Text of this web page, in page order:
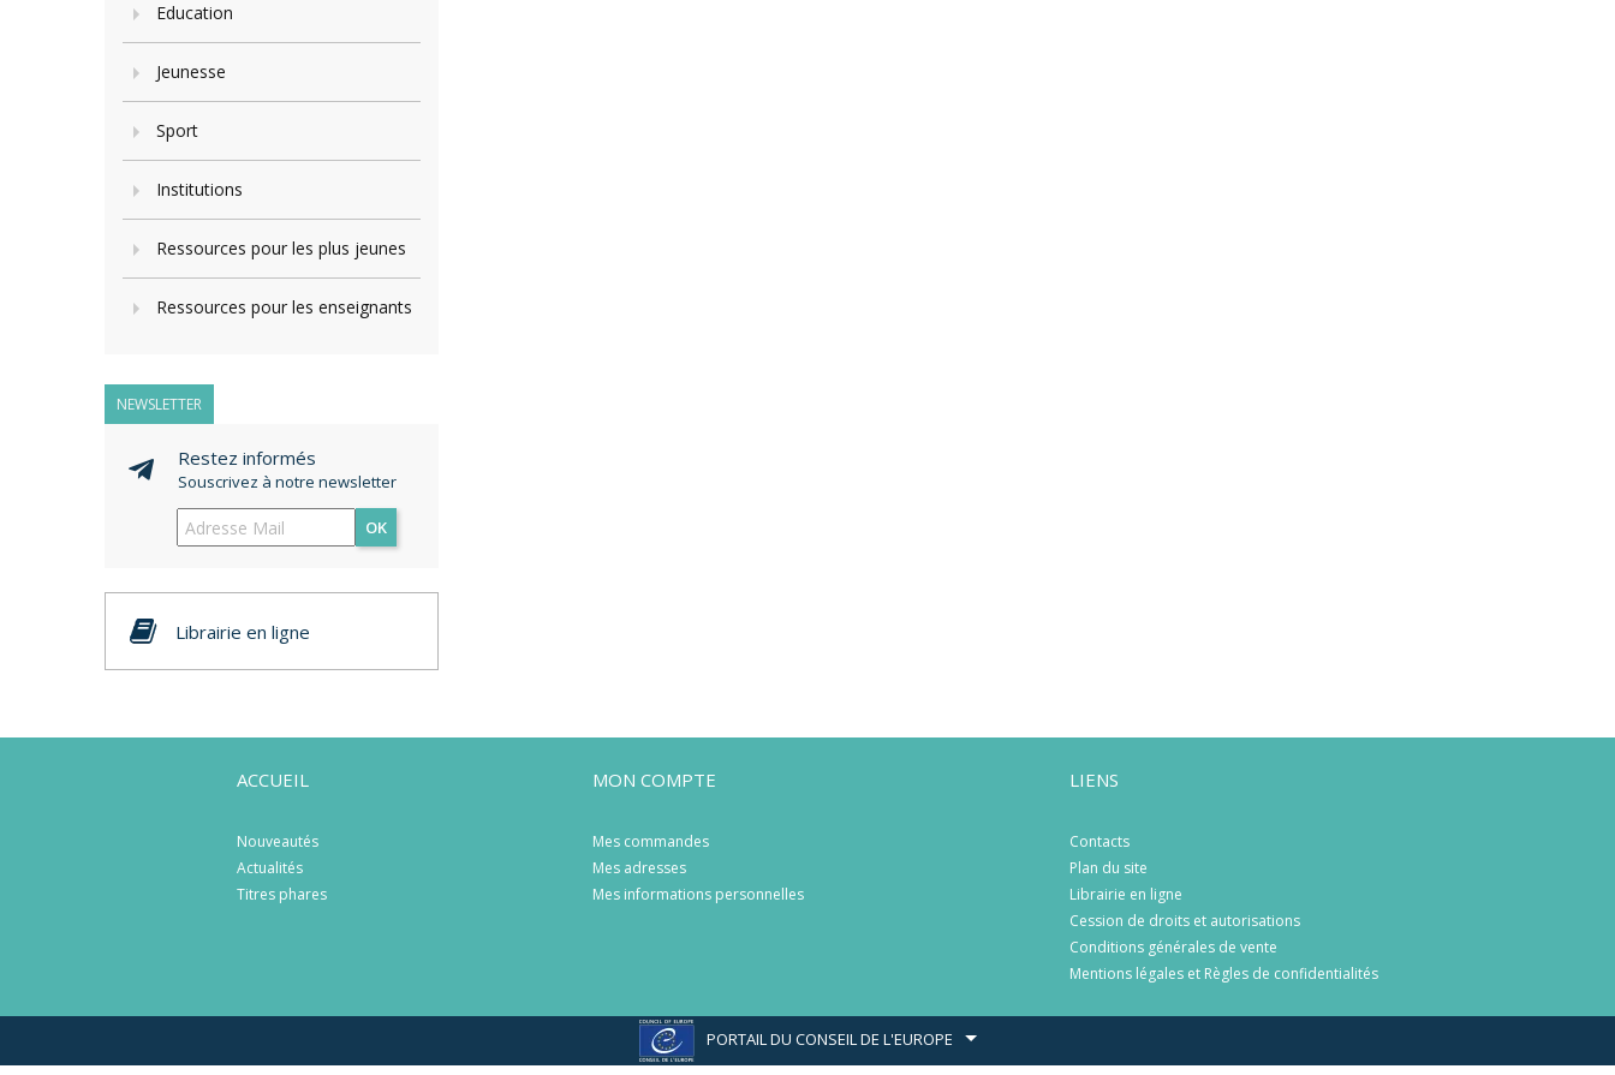
Education
Jeunesse
Sport
Institutions
Ressources pour les plus jeunes
Ressources pour les enseignants
NEWSLETTER
Restez informés
Souscrivez à notre newsletter
OK
Librairie en ligne
ACCUEIL
Nouveautés
Actualités
Titres phares
MON COMPTE
Mes commandes
Mes adresses
Mes informations personnelles
LIENS
Contacts
Plan du site
Librairie en ligne
Cession de droits et autorisations
Conditions générales de vente
Mentions légales et Règles de confidentialités
PORTAIL DU CONSEIL DE L'EUROPE